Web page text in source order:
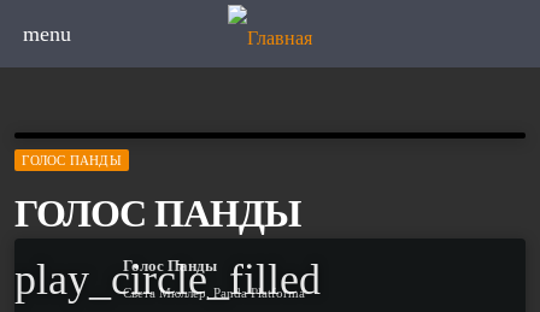
menu
ГОЛОС ПАНДЫ
ГОЛОС ПАНДЫ
play_circle_filled
Голос Панды
Света Мюллер, Panda Platforma